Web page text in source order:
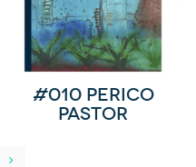
#010 Perico
Pastor